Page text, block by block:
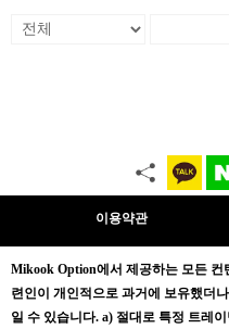
이용약관
Mikook Option에서 제공하는 모든 컨
련인이 개인적으로 과거에 보유했더
일 수 있습니다. a) 절대로 특정 트레